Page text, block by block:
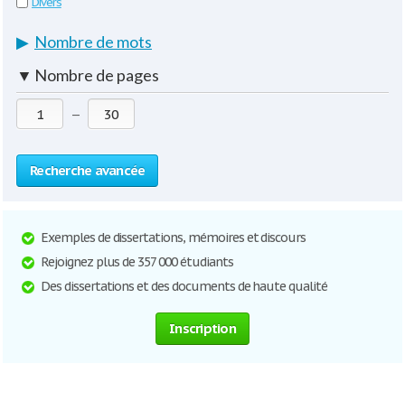
▶ Nombre de mots
▼ Nombre de pages
—
Recherche avancée
Exemples de dissertations, mémoires et discours
Rejoignez plus de 357 000 étudiants
Des dissertations et des documents de haute qualité
Inscription